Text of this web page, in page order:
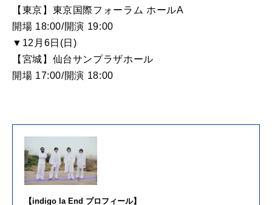
【東京】東京国際フォーラム ホールA
開場 18:00/開演 19:00
▼12月6日(日)
【宮城】仙台サンプラザホール
開場 17:00/開演 18:00
【indigo la End プロフィール】